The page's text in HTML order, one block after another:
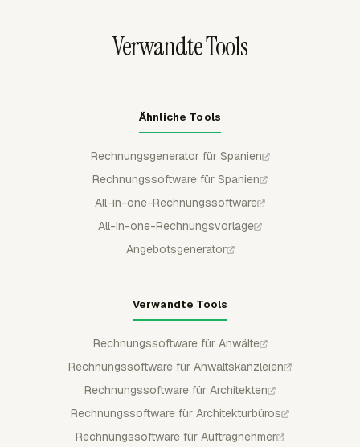
Rechnungen dann zu QuickBooks Online, Xero oder
Verwandte Tools
Ähnliche Tools
Rechnungsgenerator für Spanien
Rechnungssoftware für Spanien
All-in-one-Rechnungssoftware
All-in-one-Rechnungsvorlage
Angebotsgenerator
Verwandte Tools
Rechnungssoftware für Anwälte
Rechnungssoftware für Anwaltskanzleien
Rechnungssoftware für Architekten
Rechnungssoftware für Architekturbüros
Rechnungssoftware für Auftragnehmer